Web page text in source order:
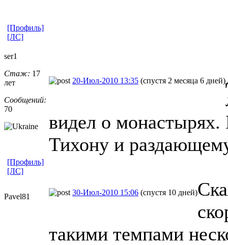
[Профиль]
[ЛС]
ser1
Стаж: 17
лет
Сообщений:
70
20-Июл-2010 13:35 (спустя 2 месяца 6 дней)
видел о
Тихону и
[Профиль]
[ЛС]
Pavel81 30-Июл-2010 15:06 (спустя 10 дней)
такими темпами